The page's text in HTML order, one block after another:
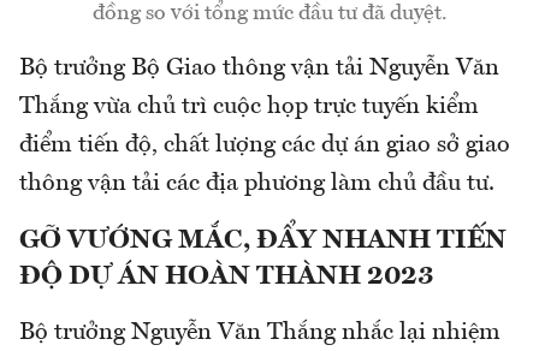
đồng so với tổng mức đầu tư đã duyệt.
Bộ trưởng Bộ Giao thông vận tải Nguyễn Văn
Thắng vừa chủ trì cuộc họp trực tuyến kiểm
điểm tiến độ, chất lượng các dự án giao sở giao
thông vận tải các địa phương làm chủ đầu tư.
GỠ VƯỚNG MẮC, ĐẨY NHANH TIẾN
ĐỘ DỰ ÁN HOÀN THÀNH 2023
Bộ trưởng Nguyễn Văn Thắng nhắc lại nhiệm